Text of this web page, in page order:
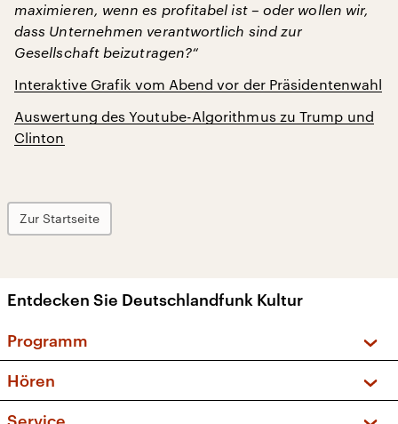
maximieren, wenn es profitabel ist – oder wollen wir,
dass Unternehmen verantwortlich sind zur
Gesellschaft beizutragen?“
Interaktive Grafik vom Abend vor der Präsidentenwahl
Auswertung des Youtube-Algorithmus zu Trump und
Clinton
Zur Startseite
Entdecken Sie Deutschlandfunk Kultur
Programm
Sendungen und Podcasts
Hören